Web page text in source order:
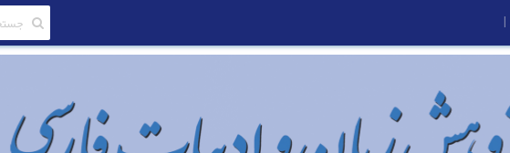
|